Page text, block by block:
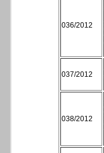
036/2012
037/2012
038/2012